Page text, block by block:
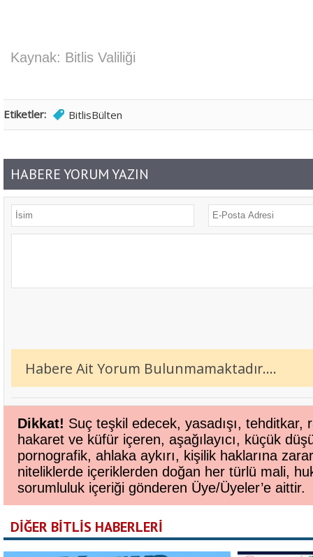
Kaynak: Bitlis Valiliği
Etiketler: BitlisBülten
HABERE YORUM YAZIN
Habere Ait Yorum Bulunmamaktadır....
Dikkat! Suç teşkil edecek, yasadışı, tehditkar,
hakaret ve küfür içeren, aşağılayıcı, küçük
pornografik, ahlaka aykırı, kişilik haklarına
niteliklerde içeriklerden doğan her türlü mali,
sorumluluk içeriği gönderen Üye/Üyeler’e aittir.
DİĞER BİTLİS HABERLERİ
Bitlis Bülten 3. Sayı